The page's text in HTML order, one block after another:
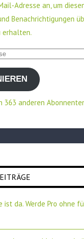
Adresse an, um
Benachrichtigungen
erhalten.
363 anderen
ist da. Werde Pro ohne